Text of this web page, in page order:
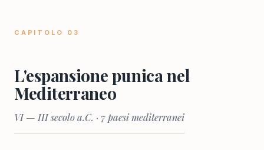
CAPITOLO 03
L'espansione punica nel
Mediterraneo
VI — III secolo a.C. · 7 paesi mediterranei